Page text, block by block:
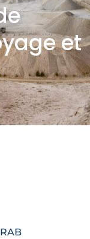
et